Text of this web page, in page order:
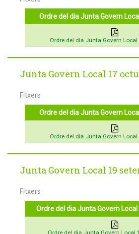
Ordre del dia Junta Govern
Ordre del dia Junta Govern
Junta Govern Local 17
Fitxers
Ordre del dia Junta Govern
Ordre del dia Junta Govern
Junta Govern Local 19
Fitxers
Ordre del dia Junta Govern
Ordre del dia Junta Govern Local